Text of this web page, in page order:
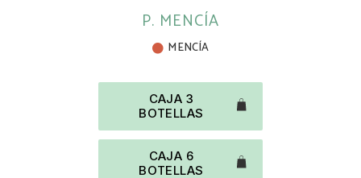
P. MENCÍA
MENCÍA
CAJA 3
BOTELLAS
CAJA 6
BOTELLAS